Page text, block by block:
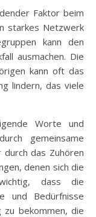
Faktor beim
starkes Netzwerk
kann den
ausmachen. Die
kann oft das
lindern, das viele
Worte und
gemeinsame
das Zuhören
denen sich die
dass die
und Bedürfnisse
zu bekommen, die